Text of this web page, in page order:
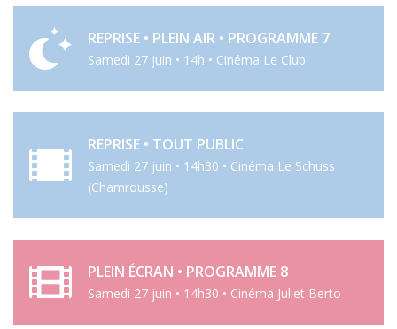
REPRISE • PLEIN AIR • PROGRAMME 7
Samedi 27 juin • 14h • Cinéma Le Club
REPRISE • TOUT PUBLIC
Samedi 27 juin • 14h30 • Cinéma Le Schuss
(Chamrousse)
PLEIN ÉCRAN • PROGRAMME 8
Samedi 27 juin • 14h30 • Cinéma Juliet Berto